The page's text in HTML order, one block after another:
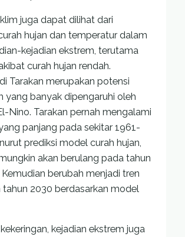
juga dapat dilihat dari
hujan dan temperatur dalam
kejadian ekstrem, terutama
curah hujan rendah.
Tarakan merupakan potensi
yang banyak dipengaruhi oleh
Nino. Tarakan pernah mengalami
panjang pada sekitar 1961-
prediksi model curah hujan,
akan berulang pada tahun
berubah menjadi tren
tahun 2030 berdasarkan model
kejadian ekstrem juga